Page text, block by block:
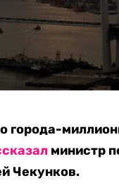
города-
министр
Чекунков.